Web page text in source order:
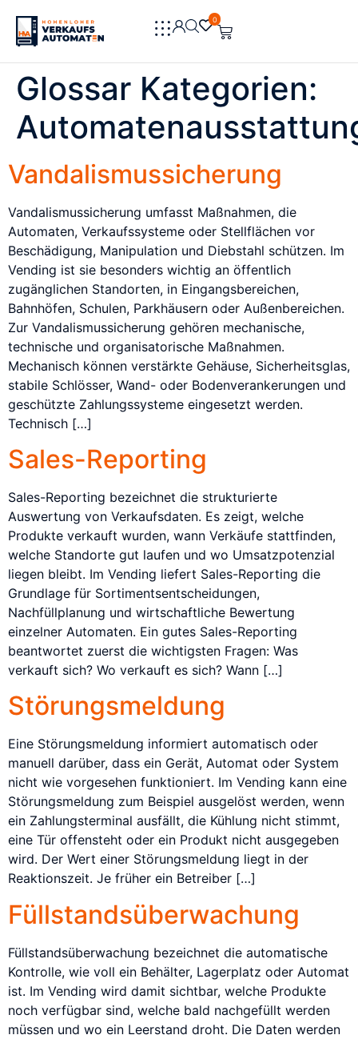
0
0
Glossar Kategorien:
Vandalismussicherung
Vandalismussicherung umfasst Maßnahmen, die
Automaten, Verkaufssysteme oder Stellflächen vor
Beschädigung, Manipulation und Diebstahl schützen. Im
Vending ist sie besonders wichtig an öffentlich
zugänglichen Standorten, in Eingangsbereichen,
Bahnhöfen, Schulen, Parkhäusern oder Außenbereichen.
Zur Vandalismussicherung gehören mechanische,
technische und organisatorische Maßnahmen.
Mechanisch können verstärkte Gehäuse, Sicherheitsglas,
stabile Schlösser, Wand- oder Bodenverankerungen und
geschützte Zahlungssysteme eingesetzt werden.
Technisch […]
Sales-Reporting
Sales-Reporting bezeichnet die strukturierte
Auswertung von Verkaufsdaten. Es zeigt, welche
Produkte verkauft wurden, wann Verkäufe stattfinden,
welche Standorte gut laufen und wo Umsatzpotenzial
liegen bleibt. Im Vending liefert Sales-Reporting die
Grundlage für Sortimentsentscheidungen,
Nachfüllplanung und wirtschaftliche Bewertung
einzelner Automaten. Ein gutes Sales-Reporting
beantwortet zuerst die wichtigsten Fragen: Was
verkauft sich? Wo verkauft es sich? Wann […]
Störungsmeldung
Eine Störungsmeldung informiert automatisch oder
manuell darüber, dass ein Gerät, Automat oder System
nicht wie vorgesehen funktioniert. Im Vending kann eine
Störungsmeldung zum Beispiel ausgelöst werden, wenn
ein Zahlungsterminal ausfällt, die Kühlung nicht stimmt,
eine Tür offensteht oder ein Produkt nicht ausgegeben
wird. Der Wert einer Störungsmeldung liegt in der
Reaktionszeit. Je früher ein Betreiber […]
Füllstandsüberwachung
Füllstandsüberwachung bezeichnet die automatische
Kontrolle, wie voll ein Behälter, Lagerplatz oder Automat
ist. Im Vending wird damit sichtbar, welche Produkte
noch verfügbar sind, welche bald nachgefüllt werden
müssen und wo ein Leerstand droht. Die Daten werden